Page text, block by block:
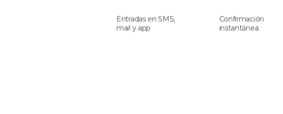
Entradas en SMS,
mail y app
Confirmación
instantánea